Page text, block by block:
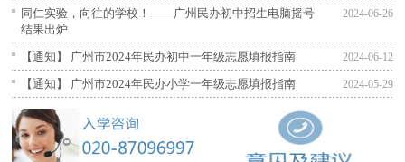
同仁实验，向往的学校！——广州民办初中招生电脑摇号
结果出炉
2024-06-26
【通知】 广州市2024年民办初中一年级志愿填报指南 2024-06-12
【通知】 广州市2024年民办小学一年级志愿填报指南 2024-05-29